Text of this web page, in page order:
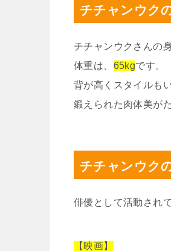
チチャンウク
チチャンウクさんの
体重は、 65kgです。
背が高くスタイルも
鍛えられた肉体美が
チチャンウク
俳優として活動され
【映画】